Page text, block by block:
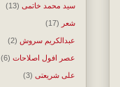
سید محمد خاتمی (13)
شعر (17)
عبدالکریم سروش (2)
عصر افول اصلاحات (6)
علی شریعتی (3)